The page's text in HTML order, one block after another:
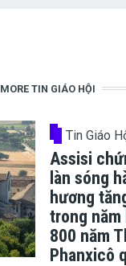
MORE TIN GIÁO HỘI
Tin Giáo
Assisi
làn sóng
hương
trong năm
800 năm
Phanxicô